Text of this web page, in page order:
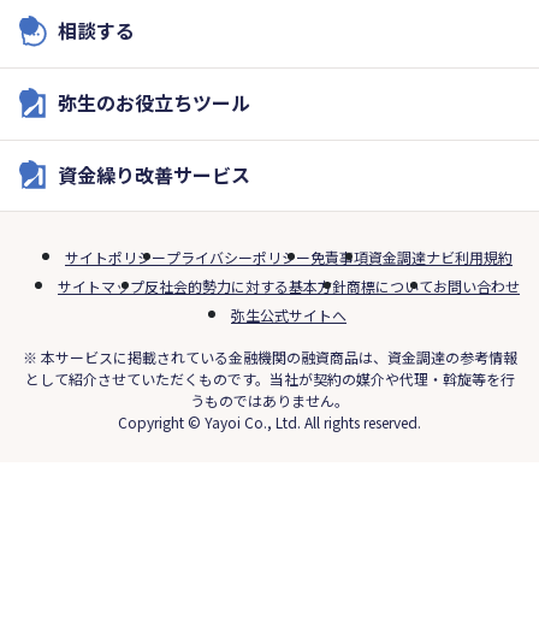
相談する
弥生のお役立ちツール
資金繰り改善サービス
サイトポリシープライバシーポリシー免責事項資金調達ナビ利用規約
サイトマップ反社会的勢力に対する基本方針商標についてお問い合わせ
弥生公式サイトへ
※ 本サービスに掲載されている金融機関の融資商品は、資金調達の参考情報
として紹介させていただくものです。当社が契約の媒介や代理・斡旋等を行
うものではありません。
Copyright © Yayoi Co., Ltd. All rights reserved.